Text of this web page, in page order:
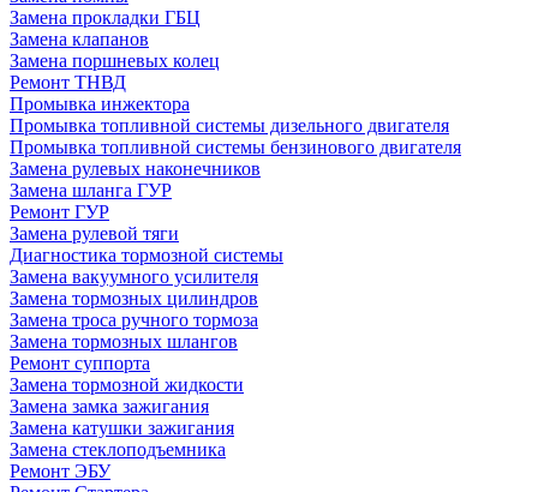
Замена прокладки ГБЦ
Замена клапанов
Замена поршневых колец
Ремонт ТНВД
Промывка инжектора
Промывка топливной системы дизельного двигателя
Промывка топливной системы бензинового двигателя
Замена рулевых наконечников
Замена шланга ГУР
Ремонт ГУР
Замена рулевой тяги
Диагностика тормозной системы
Замена вакуумного усилителя
Замена тормозных цилиндров
Замена троса ручного тормоза
Замена тормозных шлангов
Ремонт суппорта
Замена тормозной жидкости
Замена замка зажигания
Замена катушки зажигания
Замена стеклоподъемника
Ремонт ЭБУ